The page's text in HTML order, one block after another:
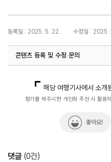
등록일 : 2025. 5. 22. 수정일 : 2025.
콘텐츠 등록 및 수정 문의
해당 여행기사에서 소개
평가를 해주시면 개인화 추천 시 활용
좋아요!
댓글 (0건)